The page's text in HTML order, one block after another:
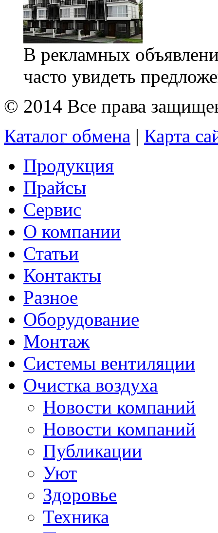
В рекламных
часто увидеть
© 2014 Все права
Каталог обмена | Карта
Продукция
Прайсы
Сервис
О компании
Статьи
Контакты
Разное
Оборудование
Монтаж
Системы вентиляции
Очистка воздуха
Новости компаний
Новости компаний
Публикации
Уют
Здоровье
Техника